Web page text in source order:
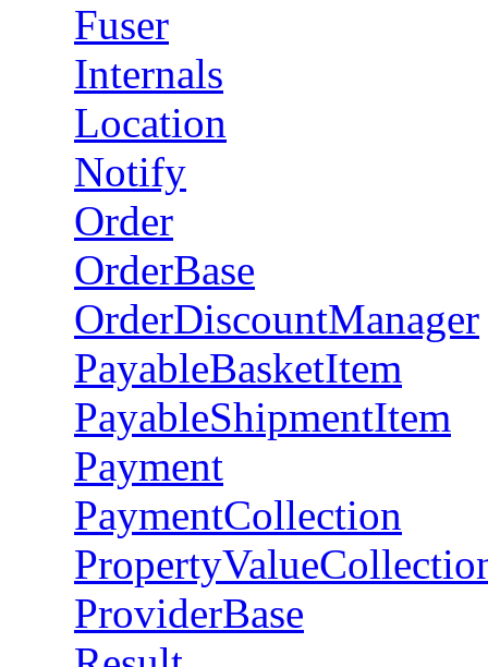
Fuser
Internals
Location
Notify
Order
OrderBase
OrderDiscountManager
PayableBasketItem
PayableShipmentItem
Payment
PaymentCollection
ProviderBase